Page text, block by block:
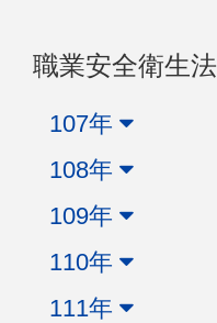
職業安全衛生法
107年
108年
109年
110年
111年